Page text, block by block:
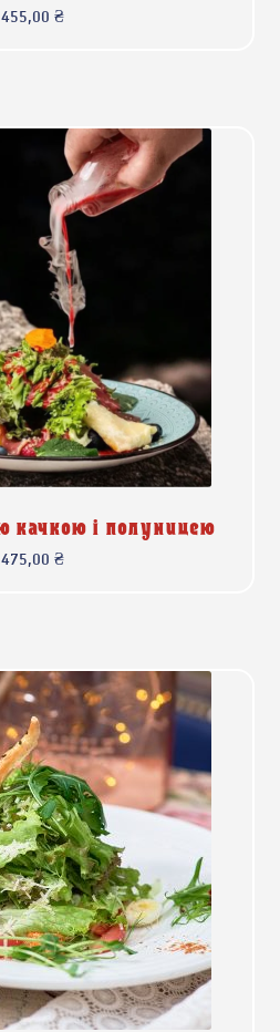
455,00 ₴
качкою і полуницею
475,00 ₴